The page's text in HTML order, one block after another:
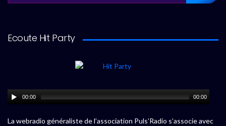
Ecoute Hit Party
00:00 00:00
La webradio généraliste de l’association Puls’Radio s’associe avec